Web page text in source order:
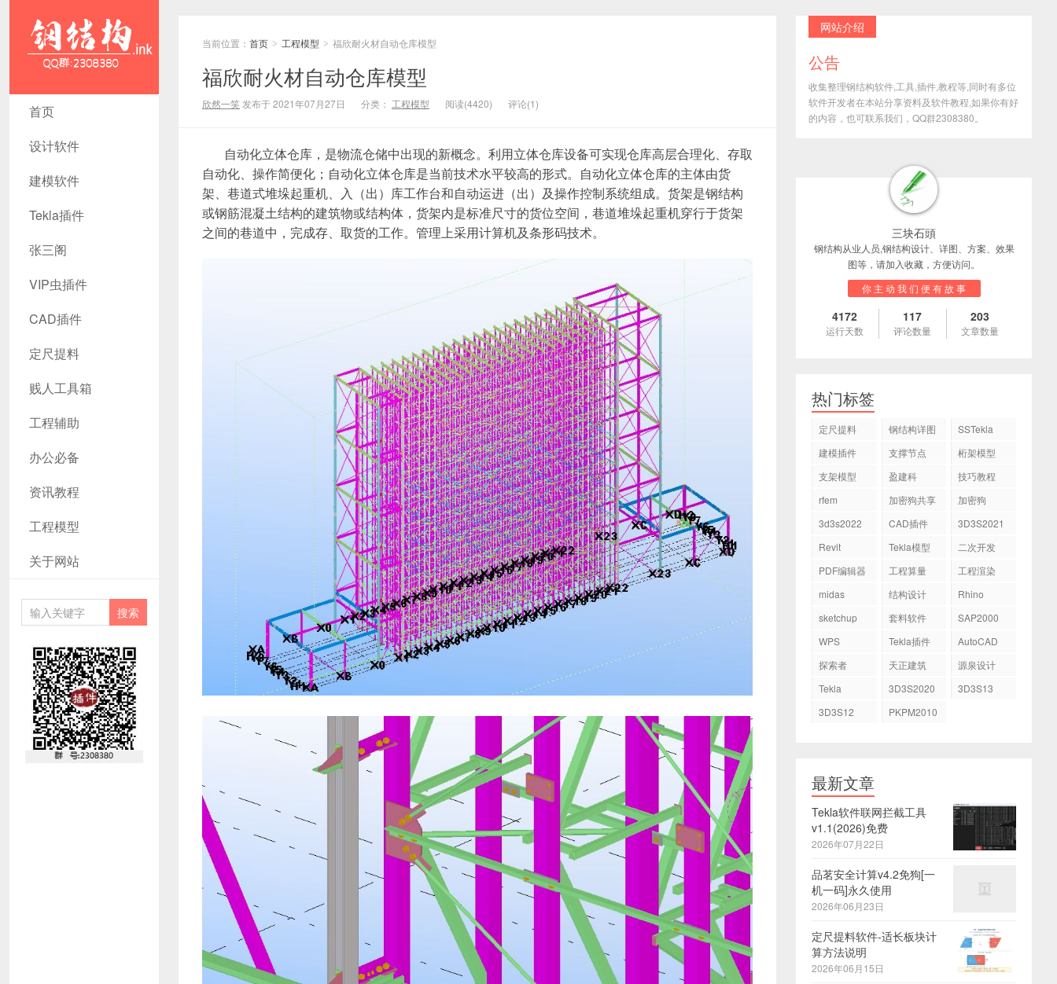
福欣耐火材
自动仓库模
型 - 钢结构
资源网
Tekla插件
CAD工具
犀牛GH汉
化 套料
首页
设计软件
建模软件
Tekla插件
张三阁
VIP虫插件
CAD插件
定尺提料
贱人工具箱
工程辅助
办公必备
资讯教程
工程模型
关于网站
当前位置： 首页 > 工程模型 > 福欣耐火材自动仓库模型
福欣耐火材自动仓库模型
欣然一笑 发布于 2021年07月27日 分类： 工程模型 阅读(4420) 评论(1)
自动化立体仓库，是物流仓储中出现的新概念。利用立体仓库设备可实现仓库高层合理化、存取
自动化、操作简便化；自动化立体仓库是当前技术水平较高的形式。自动化立体仓库的主体由货
架、巷道式堆垛起重机、入（出）库工作台和自动运进（出）及操作控制系统组成。货架是钢结构
或钢筋混凝土结构的建筑物或结构体，货架内是标准尺寸的货位空间，巷道堆垛起重机穿行于货架
之间的巷道中，完成存、取货的工作。管理上采用计算机及条形码技术。
网站介绍
公告
收集整理钢结构软件,工具,插件,教程等,同时有多位
软件开发者在本站分享资料及软件教程,如果你有好
的内容，也可联系我们，QQ群2308380。
三块石頭
钢结构从业人员,钢结构设计、详图、方案、效果
图等，请加入收藏，方便访问。
你 主 动 我 们 便 有 故 事
4172
运行天数
117
评论数量
203
文章数量
热门标签
定尺提料 钢结构详图
SSTekla
建模插件
支撑节点
桁架模型
支架模型
盈建科
技巧教程
rfem
加密狗共享
加密狗
3d3s2022
CAD插件
3D3S2021
Revit
Tekla模型
二次开发
PDF编辑器
工程算量
工程渲染
midas
结构设计
Rhino
sketchup
套料软件
SAP2000
WPS
Tekla插件
AutoCAD
探索者
天正建筑
源泉设计
Tekla
3D3S2020
3D3S13
3D3S12
PKPM2010
最新文章
Tekla软件联网拦截工具
v1.1(2026)免费
2026年07月22日
品茗安全计算v4.2免狗[一
机一码]永久使用
2026年06月23日
定尺提料软件-适长板块计
算方法说明
2026年06月15日